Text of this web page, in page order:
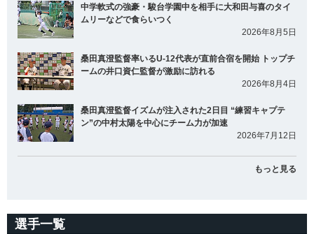
中学軟式の強豪・駿台学園中を相手に大和田与喜のタイ
ムリーなどで食らいつく
2026年8月5日
桑田真澄監督率いるU-12代表が直前合宿を開始 トップチ
ームの井口資仁監督が激励に訪れる
2026年8月4日
桑田真澄監督イズムが注入された2日目 “練習キャプテ
ン”の中村太陽を中心にチーム力が加速
2026年7月12日
もっと見る
選手一覧